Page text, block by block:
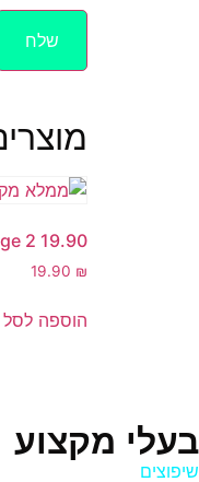
2 19.90
19.90 ₪
הוספה לסל
בעלי מקצוע
שיפוצים